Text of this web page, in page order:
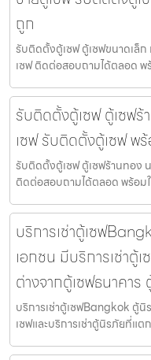
ถูก
รับติดตั้งตู้เซฟ ตู้เซฟขนาดเล็
เซฟ ติดต่อสอบถามได้ตลอด พ
รับติดตั้งตู้เซฟ ตู้เซฟ
เซฟ รับติดตั้งตู้เซฟ พ
รับติดตั้งตู้เซฟ ตู้เซฟร้านทอง
ติดต่อสอบถามได้ตลอด พร้อม
บริการเช่าตู้เซฟ
เอกชน มีบริการเช่าตู้
ต่างจากตู้เซฟธนาคาร
บริการเช่าตู้เซฟBangkok ตู้นิ
เซฟและบริการเช่าตู้นิรภัยที่แ